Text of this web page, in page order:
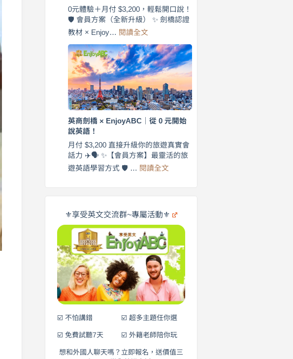
橋
×
EnjoyABC
遊
口
說
營
｜
月
付
$3,200，
更
自
在
✨
0元體驗＋月付 $3,200，輕鬆開口說！
🛡️ 會員方案（全新升級） ✨ 劍橋認證
教材 × Enjoy… 閱讀全文
外
師
帶
練
英
語
｜
英
劍
橋
×
享
英
旅
遊
口
說
營
英商劍橋 × EnjoyABC｜從 0 元開始
說英語！
月付 $3,200 直接升級你的旅遊真實會
話力 ✈️🗣️ ✨【會員方案】最靈活的旅
遊英語學習方式 🛡️ … 閱讀全文
商
劍
×
EnjoyABC
0
元
開
始
說
英
語！
⚜️享受英文交流群~專屬活動⚜️
☑️ 不怕講錯
☑️ 免費試聽7天
☑️ 超多主題任你選
☑️ 外籍老師陪你玩
想和外國人聊天嗎？立即報名，送價值三